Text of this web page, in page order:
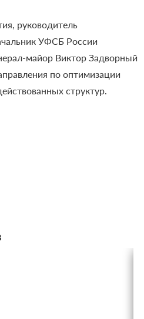
руководитель
УФСБ России
майор Виктор Задворный
по оптимизации
структур.